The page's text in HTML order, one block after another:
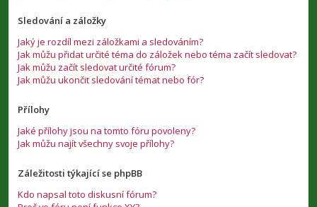
Sledování a záložky
Jaký je rozdíl mezi záložkami a sledováním?
Jak můžu přidat určité téma do záložek nebo téma začít sledovat?
Jak můžu začít sledovat určité fórum?
Jak můžu ukončit sledování témat nebo fór?
Přílohy
Jaké přílohy jsou na tomto fóru povoleny?
Jak můžu najít všechny svoje přílohy?
Záležitosti týkající se phpBB
Kdo napsal toto diskusní fórum?